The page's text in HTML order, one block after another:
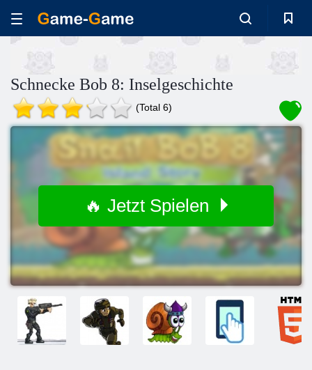
Schnecke Bob 8: Inselgeschichte
(Total 6)
🔥 Jetzt Spielen